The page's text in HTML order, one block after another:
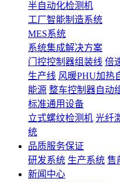
半自动化检测机
工厂智能制造系统
MES系统
系统集成解决方案
门控控制器组装线 倍
生产线 风暖PHU加热
能源 整车控制器自动
标准通用设备
立式螺纹检测机 光纤
统
品质服务保证
研发系统 生产系统 售
新闻中心